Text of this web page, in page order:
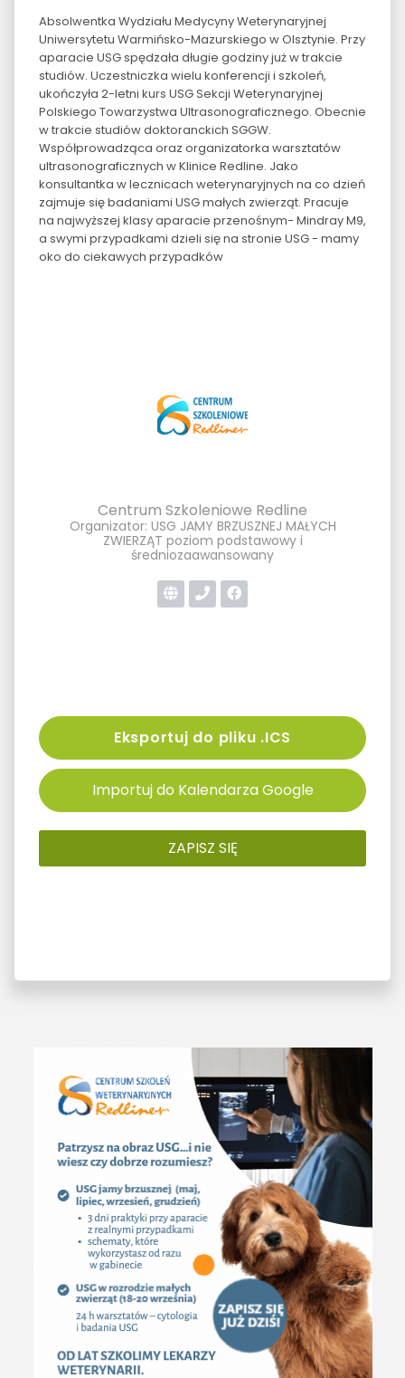
Absolwentka Wydziału Medycyny Weterynaryjnej
Uniwersytetu Warmińsko-Mazurskiego w Olsztynie. Przy
aparacie USG spędzała długie godziny już w trakcie
studiów. Uczestniczka wielu konferencji i szkoleń,
ukończyła 2-letni kurs USG Sekcji Weterynaryjnej
Polskiego Towarzystwa Ultrasonograficznego. Obecnie
w trakcie studiów doktoranckich SGGW.
Współprowadząca oraz organizatorka warsztatów
ultrasonograficznych w Klinice Redline. Jako
konsultantka w lecznicach weterynaryjnych na co dzień
zajmuje się badaniami USG małych zwierząt. Pracuje
na najwyższej klasy aparacie przenośnym- Mindray M9,
a swymi przypadkami dzieli się na stronie USG - mamy
oko do ciekawych przypadków
Centrum Szkoleniowe Redline
Organizator: USG JAMY BRZUSZNEJ MAŁYCH
ZWIERZĄT poziom podstawowy i
średniozaawansowany
Eksportuj do pliku .ICS
Importuj do Kalendarza Google
ZAPISZ SIĘ